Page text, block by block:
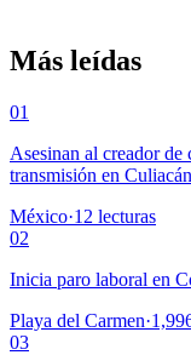
Más leídas
01
Asesinan al creador de
transmisión en Culiacán
México·12 lecturas
02
Inicia paro laboral en
Playa del Carmen·
03